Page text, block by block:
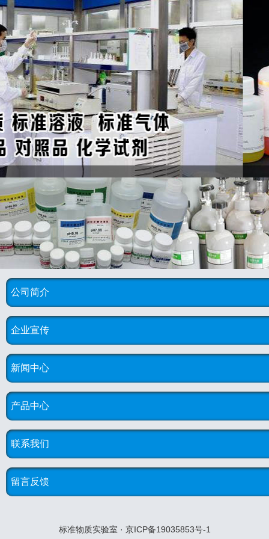
公司简介
企业宣传
新闻中心
产品中心
联系我们
留言反馈
标准物质实验室 · 京ICP备19035853号-1